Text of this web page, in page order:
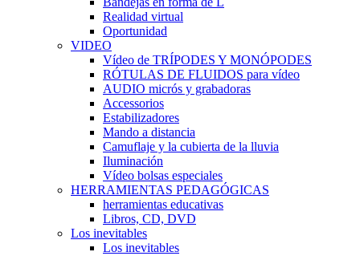
Realidad virtual
Oportunidad
VIDEO
Vídeo de TRÍPODES Y MONÓPODES
RÓTULAS DE FLUIDOS para vídeo
AUDIO micrós y grabadoras
Accessorios
Estabilizadores
Mando a distancia
Camuflaje y la cubierta de la lluvia
Iluminación
Vídeo bolsas especiales
HERRAMIENTAS PEDAGÓGICAS
herramientas educativas
Libros, CD, DVD
Los inevitables
Los inevitables